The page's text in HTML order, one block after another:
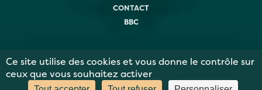
Ce site utilise des cookies et vous donne le contrôle sur
ceux que vous souhaitez activer
CONTACT
BBC